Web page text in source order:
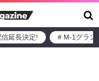
延長決定! # M-1グラン